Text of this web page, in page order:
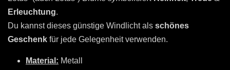
Erleuchtung.
Du kannst dieses günstige Windlicht als schönes
Geschenk für jede Gelegenheit verwenden.
Material: Metall